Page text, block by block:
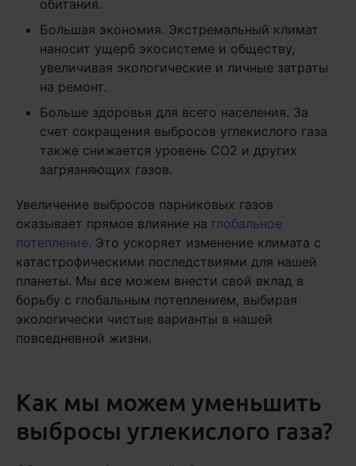
обитания.
Большая экономия. Экстремальный климат
наносит ущерб экосистеме и обществу,
увеличивая экологические и личные затраты
на ремонт.
Больше здоровья для всего населения. За
счет сокращения выбросов углекислого газа
также снижается уровень CO2 и других
загрязняющих газов.
Увеличение выбросов парниковых газов
оказывает прямое влияние на глобальное
потепление. Это ускоряет изменение климата с
катастрофическими последствиями для нашей
планеты. Мы все можем внести свой вклад в
борьбу с глобальным потеплением, выбирая
экологически чистые варианты в нашей
повседневной жизни.
Как мы можем уменьшить
выбросы углекислого газа?